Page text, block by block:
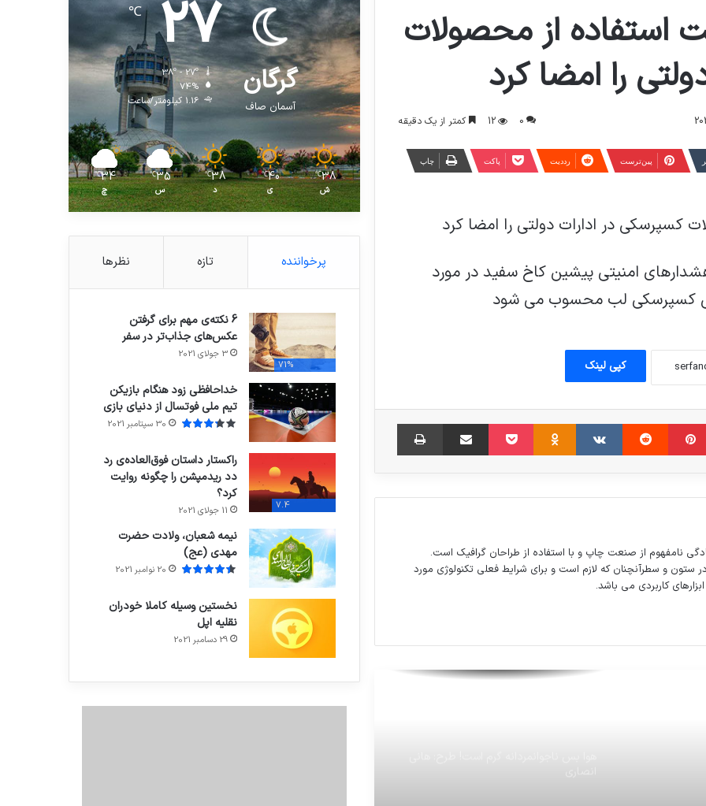
استفاده از محصولات
را امضا کرد
0
12 کمتر از یک دقیقه
‫پین‌ترست ‫رددیت پاکت چاپ
کسپرسکی در ادارات دولتی را امضا کرد
امنیتی پیشین کاخ سفید در مورد
کسپرسکی لب محسوب می شود
کپی لینک
‫پین‌ترست ‫رددیت ‫VKontakte
‫Odnoklassniki
پاکت اشتراک گذاری از طریق ایمیل چاپ
نامفهوم از صنعت چاپ و با استفاده از طراحان گرافیک است.
ستون و سطرآنچنان که لازم است و برای شرایط فعلی تکنولوژی مورد
کاربردی می باشد.
کشف شامپو تریاک در فشافویه
گرگان
آسمان صاف
27
℃
38º - 27º
74%
1.16 کیلومتر/ساعت
38
℃
ش
40
℃
ی
38
℃
د
35
℃
س
34
℃
چ
پرخواننده تازه نظرها
71%
6 نکته‌ی مهم برای گرفتن
عکس‌های جذاب‌تر در سفر
3 جولای 2021
خداحافظی زود هنگام بازیکن
تیم ملی فوتسال از دنیای بازی
30 سپتامبر 2021
7.4
راکستار داستان فوق‌العاده‌ی رد
دد ریدمپشن را چگونه روایت
کرد؟
11 جولای 2021
نیمه شعبان، ولادت حضرت
مهدی (عج)
20 نوامبر 2021
نخستین وسیله کاملا خودران
نقلیه اپل
29 دسامبر 2021